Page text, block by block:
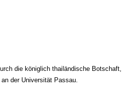
die königlich thailändische Botschaft,
der Universität Passau.